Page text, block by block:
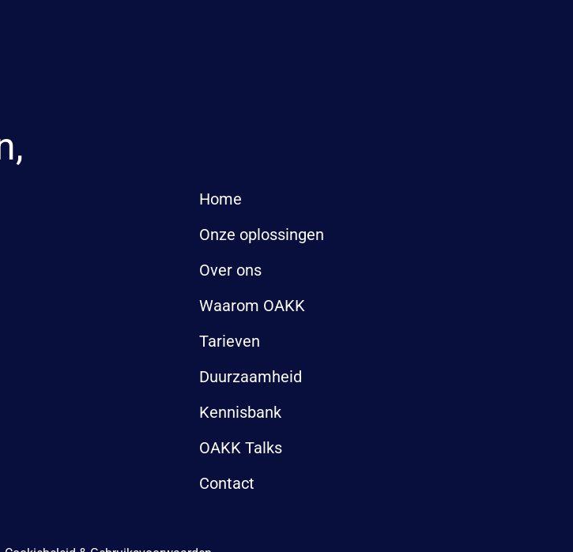
Home
Onze oplossingen
Over ons
Waarom OAKK
Tarieven
Duurzaamheid
Kennisbank
OAKK Talks
Contact